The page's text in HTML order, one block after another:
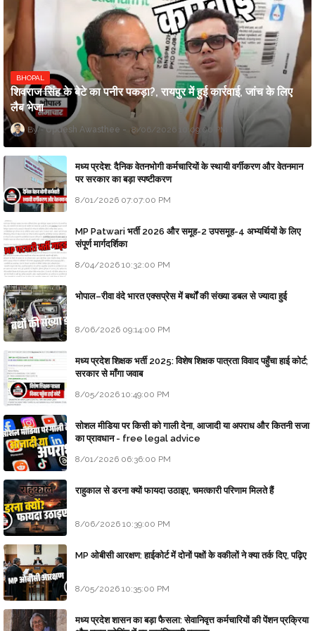
BHOPAL
शिवराज सिंह के बेटे का पनीर पकड़ा?, रायपुर में हुई कार्रवाई, जांच के लिए
लैब भेजा
Updesh Awasthee 8/06/2026 10:09:00 PM
मध्य प्रदेश: दैनिक वेतनभोगी कर्मचारियों के स्थायी वर्गीकरण और वेतनमान
पर सरकार का बड़ा स्पष्टीकरण
8/01/2026 07:07:00 PM
MP Patwari भर्ती 2026 और समूह-2 उपसमूह-4 अभ्यर्थियों के लिए
संपूर्ण मार्गदर्शिका
8/04/2026 10:32:00 PM
भोपाल–रीवा वंदे भारत एक्सप्रेस में बर्थों की संख्या डबल से ज्यादा हुई
8/06/2026 09:14:00 PM
मध्य प्रदेश शिक्षक भर्ती 2025: विशेष शिक्षक पात्रता विवाद पहुँचा हाई कोर्ट;
सरकार से माँगा जवाब
8/05/2026 10:49:00 PM
सोशल मीडिया पर किसी को गाली देना, आजादी या अपराध और कितनी सजा
का प्रावधान - free legal advice
8/01/2026 06:36:00 PM
राहुकाल से डरना क्यों फायदा उठाइए, चमत्कारी परिणाम मिलते हैं
8/06/2026 10:39:00 PM
MP ओबीसी आरक्षण: हाईकोर्ट में दोनों पक्षों के वकीलों ने क्या तर्क दिए, पढ़िए
8/05/2026 10:35:00 PM
मध्य प्रदेश शासन का बड़ा फैसला: सेवानिवृत्त कर्मचारियों की पेंशन प्रक्रिया